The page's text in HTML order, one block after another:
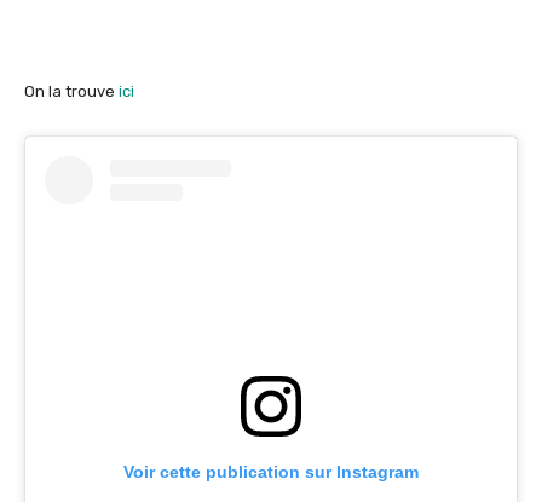
On la trouve ici
Voir cette publication sur Instagram